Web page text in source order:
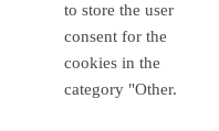
to store the user
consent for the
cookies in the
category "Other.